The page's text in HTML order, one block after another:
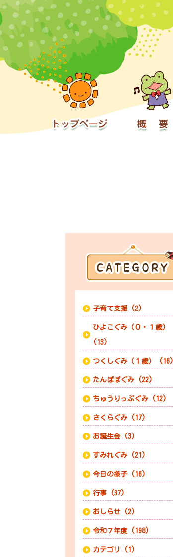
子育て支援 (2)
ひよこぐみ（０・１歳）
(13)
つくしぐみ（１歳） (16)
たんぽぽぐみ (22)
ちゅうりっぷぐみ (12)
さくらぐみ (17)
お誕生会 (3)
すみれぐみ (21)
今日の様子 (16)
行事 (37)
おしらせ (2)
令和７年度 (198)
カテゴリ (1)